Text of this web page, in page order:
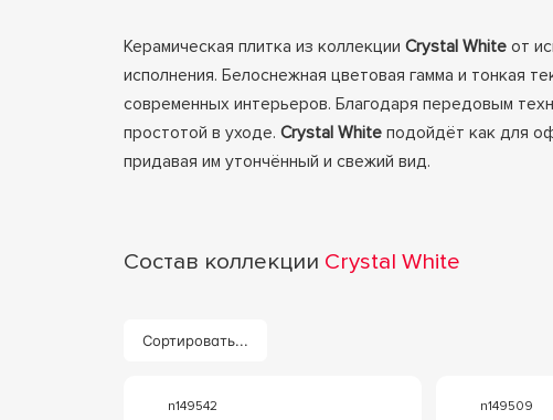
Керамическая плитка из коллекции Crystal Whiteот
исполнения. Белоснежная цветовая гамма и тонкая
современных интерьеров. Благодаря передовым
простотой в уходе. Crystal Whiteподойдёт как для
придавая им утончённый и свежий вид.
Состав коллекции Crystal White
Сортировать...
n149542 n149509